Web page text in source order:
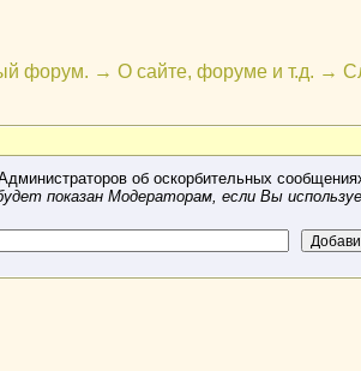
форум. → О сайте, форуме и т.д. →
об оскорбительных
показан Модераторам, если Вы